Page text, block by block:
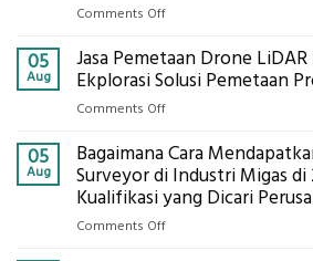
Ukur
Presisi
untuk
Akurat
Comments Offon
Harga
Panel
di
2026,
ini
Estimasi
05
Aug
Jasa Pemetaan Drone
Ekplorasi Solusi Pemetaan
Comments Offon
Pemetaan
Drone
LiDAR
Mataram,
05
Aug
Bagaimana Cara
Surveyor di Industri Migas di
Kualifikasi yang Dicari
Comments Offon